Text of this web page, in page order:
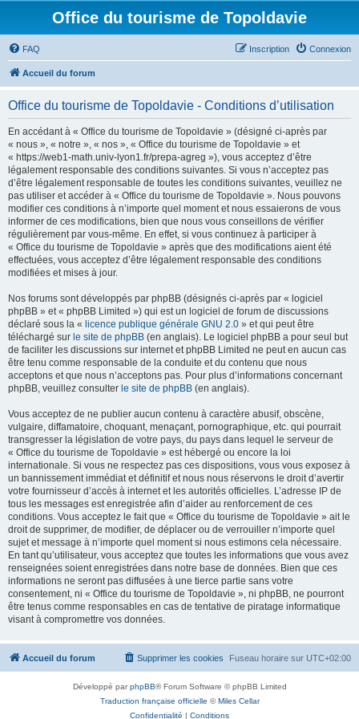
Office du tourisme de Topoldavie
FAQ Connexion
Inscription
Accueil du forum
Office du tourisme de Topoldavie - Conditions d’utilisation
En accédant à « Office du tourisme de Topoldavie » (désigné ci-après par
« nous », « notre », « nos », « Office du tourisme de Topoldavie » et
« https://web1-math.univ-lyon1.fr/prepa-agreg »), vous acceptez d’être
légalement responsable des conditions suivantes. Si vous n’acceptez pas
d’être légalement responsable de toutes les conditions suivantes, veuillez ne
pas utiliser et accéder à « Office du tourisme de Topoldavie ». Nous pouvons
modifier ces conditions à n’importe quel moment et nous essaierons de vous
informer de ces modifications, bien que nous vous conseillons de vérifier
régulièrement par vous-même. En effet, si vous continuez à participer à
« Office du tourisme de Topoldavie » après que des modifications aient été
effectuées, vous acceptez d’être légalement responsable des conditions
modifiées et mises à jour.
Nos forums sont développés par phpBB (désignés ci-après par « logiciel
phpBB » et « phpBB Limited ») qui est un logiciel de forum de discussions
déclaré sous la « licence publique générale GNU 2.0 » et qui peut être
téléchargé sur le site de phpBB (en anglais). Le logiciel phpBB a pour seul but
de faciliter les discussions sur internet et phpBB Limited ne peut en aucun cas
être tenu comme responsable de la conduite et du contenu que nous
acceptons et que nous n’acceptons pas. Pour plus d’informations concernant
phpBB, veuillez consulter le site de phpBB (en anglais).
Vous acceptez de ne publier aucun contenu à caractère abusif, obscène,
vulgaire, diffamatoire, choquant, menaçant, pornographique, etc. qui pourrait
transgresser la législation de votre pays, du pays dans lequel le serveur de
« Office du tourisme de Topoldavie » est hébergé ou encore la loi
internationale. Si vous ne respectez pas ces dispositions, vous vous exposez à
un bannissement immédiat et définitif et nous nous réservons le droit d’avertir
votre fournisseur d’accès à internet et les autorités officielles. L’adresse IP de
tous les messages est enregistrée afin d’aider au renforcement de ces
conditions. Vous acceptez le fait que « Office du tourisme de Topoldavie » ait le
droit de supprimer, de modifier, de déplacer ou de verrouiller n’importe quel
sujet et message à n’importe quel moment si nous estimons cela nécessaire.
En tant qu’utilisateur, vous acceptez que toutes les informations que vous avez
renseignées soient enregistrées dans notre base de données. Bien que ces
informations ne seront pas diffusées à une tierce partie sans votre
consentement, ni « Office du tourisme de Topoldavie », ni phpBB, ne pourront
être tenus comme responsables en cas de tentative de piratage informatique
visant à compromettre vos données.
Accueil du forum Fuseau horaire sur UTC+02:00
Supprimer les cookies
Développé parphpBB® Forum Software © phpBB Limited
Traduction française officielle ©Miles Cellar
Confidentialité | Conditions